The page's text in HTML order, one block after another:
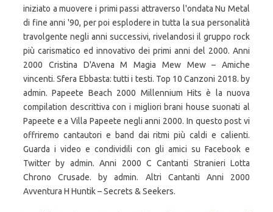
iniziato a muovere i primi passi attraverso l'ondata Nu Metal
di fine anni '90, per poi esplodere in tutta la sua personalità
travolgente negli anni successivi, rivelandosi il gruppo rock
più carismatico ed innovativo dei primi anni del 2000. Anni
2000 Cristina D'Avena M Magia Mew Mew – Amiche
vincenti. Sfera Ebbasta: tutti i testi. Top 10 Canzoni 2018. by
admin. Papeete Beach 2000 Millennium Hits è la nuova
compilation descrittiva con i migliori brani house suonati al
Papeete e a Villa Papeete negli anni 2000. In questo post vi
offriremo cantautori e band dai ritmi più caldi e calienti.
Guarda i video e condividili con gli amici su Facebook e
Twitter by admin. Anni 2000 C Cantanti Stranieri Lotta
Chrono Crusade. by admin. Altri Cantanti Anni 2000
Avventura H Huntik – Secrets & Seekers.